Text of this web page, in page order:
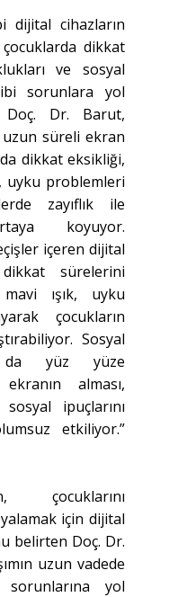
cihazların
dikkat
ve sosyal
sorunlara yol
Doç. Dr. Barut,
uzun süreli ekran
dikkat eksikliği,
uyku problemleri
zayıflık ile
koyuyor.
içeren dijital
sürelerini
mavi ışık, uyku
çocukların
Sosyal
da yüz yüze
alması,
ipuçlarını
etkiliyor.”
çocuklarını
için dijital
belirten Doç. Dr.
uzun vadede
sorunlarına yol